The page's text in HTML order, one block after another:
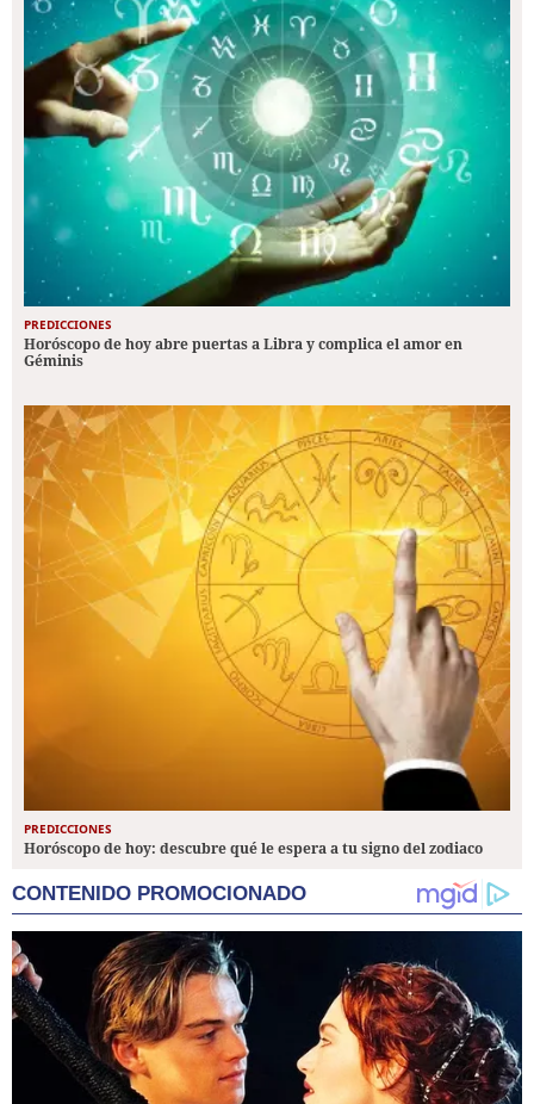
PREDICCIONES
Horóscopo de hoy abre puertas a Libra y complica el amor en
Géminis
PREDICCIONES
Horóscopo de hoy: descubre qué le espera a tu signo del zodiaco
CONTENIDO PROMOCIONADO